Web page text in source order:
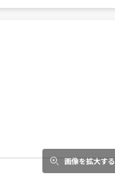
画像を拡大する